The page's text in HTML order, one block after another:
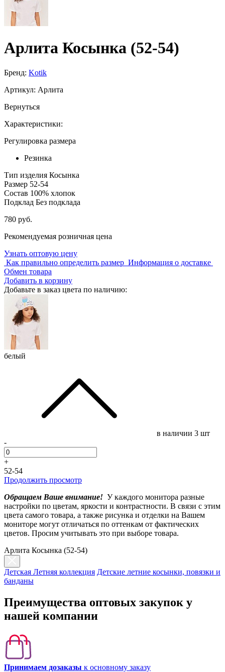
Арлита Косынка (52-54)
Бренд: Kotik
Артикул: Арлита
Вернуться
Характеристики:
Регулировка размера
Резинка
Тип изделия Косынка
Размер 52-54
Состав 100% хлопок
Подклад Без подклада
780 руб.
Рекомендуемая розничная цена
Узнать оптовую цену
Как правильно определить размер Информация о доставке
Обмен товара
Добавить в корзину
Добавьте в заказ цвета по наличию:
белый
в наличии 3 шт
-
+
52-54
Продолжить просмотр
Обращаем Ваше внимание! У каждого монитора разные
настройки по цветам, яркости и контрастности. В связи с этим
цвета самого товара, а также рисунка и отделки на Вашем
мониторе могут отличаться по оттенкам от фактических
цветов. Просим учитывать это при выборе товара.
Арлита Косынка (52-54)
Детская Летняя коллекция Детские летние косынки, повязки и
банданы
Преимущества оптовых закупок у
нашей компании
Принимаем дозаказы к основному заказу